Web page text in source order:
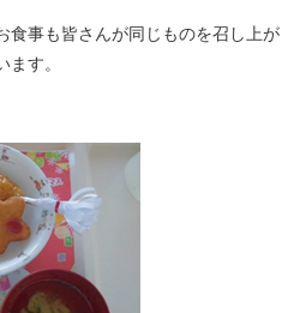
食事も皆さんが同じものを召し上が
す。